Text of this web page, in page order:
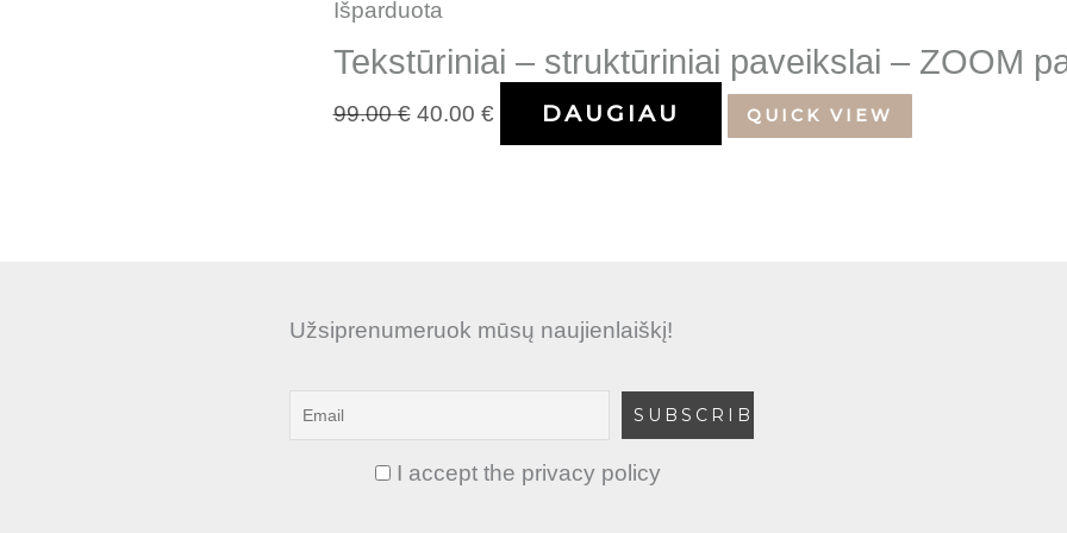
Išparduota
Tekstūriniai – struktūriniai paveikslai – ZOOM
99.00€ 40.00 € DAUGIAU QUICK VIEW
Užsiprenumeruok mūsų naujienlaiškį!
I accept the privacy policy